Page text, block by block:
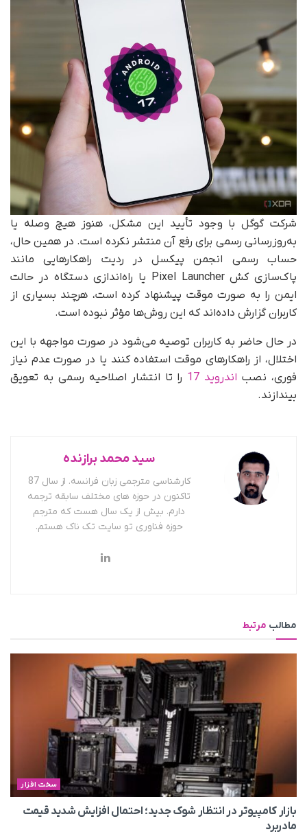
شرکت گوگل با وجود تأیید این مشکل، هنوز هیچ وصله یا
به‌روزرسانی رسمی برای رفع آن منتشر نکرده است. در همین حال،
حساب رسمی انجمن پیکسل در ردیت راهکارهایی مانند
پاک‌سازی کش Pixel Launcher یا راه‌اندازی دستگاه در حالت
ایمن را به‌ صورت موقت پیشنهاد کرده است، هرچند بسیاری از
کاربران گزارش داده‌اند که این روش‌ها مؤثر نبوده است.
در حال حاضر به کاربران توصیه می‌شود در صورت مواجهه با این
اختلال، از راهکارهای موقت استفاده کنند یا در صورت عدم نیاز
فوری، نصب اندروید 17
را تا انتشار اصلاحیه رسمی به تعویق
بیندازند.
سید محمد برازنده
کارشناسی مترجمی زبان فرانسه. از سال 87
تاکنون در حوزه های مختلف سابقه ترجمه
دارم. بیش از یک سال هست که مترجم
حوزه فناوری تو سایت تک ناک هستم.
مطالب مرتبط
سخت افزار
بازار کامپیوتر در انتظار شوک جدید؛ احتمال افزایش شدید قیمت
مادربرد